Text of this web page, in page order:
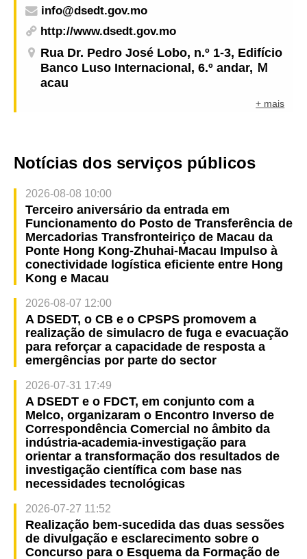
info@dsedt.gov.mo
http://www.dsedt.gov.mo
Rua Dr. Pedro José Lobo, n.º 1-3, Edifício
Banco Luso Internacional, 6.º andar, Ｍ
acau
+ mais
Notícias dos serviços públicos
2026-08-08 10:00
Terceiro aniversário da entrada em
Funcionamento do Posto de Transferência de
Mercadorias Transfronteiriço de Macau da
Ponte Hong Kong-Zhuhai-Macau Impulso à
conectividade logística eficiente entre Hong
Kong e Macau
2026-08-07 12:00
A DSEDT, o CB e o CPSPS promovem a
realização de simulacro de fuga e evacuação
para reforçar a capacidade de resposta a
emergências por parte do sector
2026-07-31 17:49
A DSEDT e o FDCT, em conjunto com a
Melco, organizaram o Encontro Inverso de
Correspondência Comercial no âmbito da
indústria-academia-investigação para
orientar a transformação dos resultados de
investigação científica com base nas
necessidades tecnológicas
2026-07-27 11:52
Realização bem-sucedida das duas sessões
de divulgação e esclarecimento sobre o
Concurso para o Esquema da Formação de